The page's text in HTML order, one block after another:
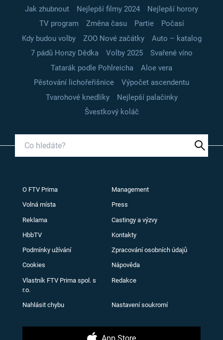
Jak zhubnout Nejlepší filmy 2024
Nejlepší horory
TV program
Změna času Partie
Počasí
Kdy budou volby
ZOO Nové začátky
Auto – katalog
7 pádů Honzy Dědka
Volby 2025
Svařené víno
Tatarák podle Pohlreicha
Aloe vera
Pěstování lichořeřišnice
Výpočet ascendentu
Tvarohové knedlíky
Nejlepší palačinky
Švestkový koláč
O FTV Prima Management
Volná místa Press
Reklama Castingy a výzvy
HbbTV Kontakty
Podmínky užívání Zpracování osobních údajů
Cookies Nápověda
Vlastník FTV Prima spol. s
r.o.
Redakce
Nahlásit chybu Nastavení soukromí